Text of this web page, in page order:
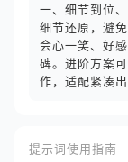
一、细节到位
细节还原，避
会心一笑、好
碑。进阶方案
作，适配紧凑
提示词使用指南